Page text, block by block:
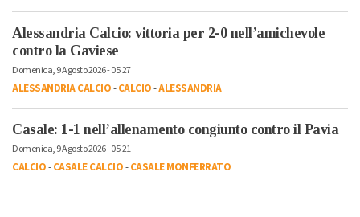
Alessandria Calcio: vittoria per 2-0 nell’amichevole
contro la Gaviese
Domenica, 9 Agosto 2026 - 05:27
ALESSANDRIA CALCIO-CALCIO-ALESSANDRIA
Casale: 1-1 nell’allenamento congiunto contro il Pavia
Domenica, 9 Agosto 2026 - 05:21
CALCIO-CASALE CALCIO-CASALE MONFERRATO